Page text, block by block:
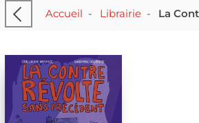
Accueil - Librairie-